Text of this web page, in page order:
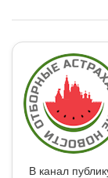
В канал